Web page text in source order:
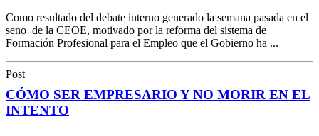
Como resultado del debate interno generado la semana pasada en el
seno de la CEOE, motivado por la reforma del sistema de
Formación Profesional para el Empleo que el Gobierno ha ...
Post
CÓMO SER EMPRESARIO Y NO MORIR EN EL
INTENTO